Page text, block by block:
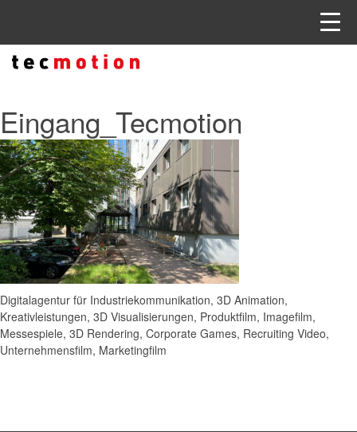
Eingang_Tecmotion
Digitalagentur für Industriekommunikation, 3D Animation,
Kreativleistungen, 3D Visualisierungen, Produktfilm, Imagefilm,
Messespiele, 3D Rendering, Corporate Games, Recruiting Video,
Unternehmensfilm, Marketingfilm